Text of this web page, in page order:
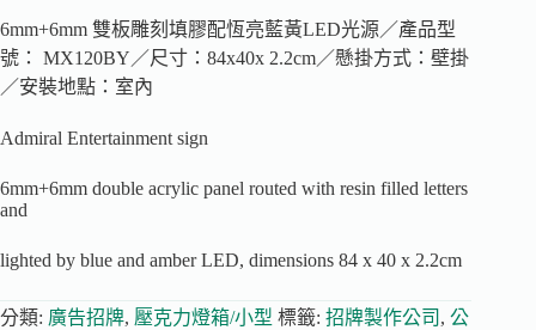
6mm+6mm 雙板雕刻填膠配恆亮藍黃LED光源／產品型
號： MX120BY／尺寸：84x40x 2.2cm／懸掛方式：壁掛
／安裝地點：室內
Admiral Entertainment sign
6mm+6mm double acrylic panel routed with resin filled letters
and
lighted by blue and amber LED, dimensions 84 x 40 x 2.2cm
分類: 廣告招牌, 壓克力燈箱/小型 標籤: 招牌製作公司 , 公